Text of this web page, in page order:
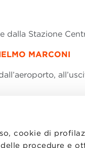
cookie di
procedure e
dalla Stazione
MARCONI